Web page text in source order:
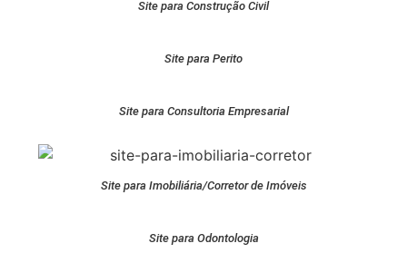
Site para Construção Civil
Site para Perito
Site para Consultoria Empresarial
Site para Imobiliária/Corretor de Imóveis
Site para Odontologia